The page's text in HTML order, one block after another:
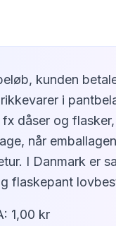
kunden
i
fx dåser og
når emballagen
I Danmark er
flaskepant
1,00 kr